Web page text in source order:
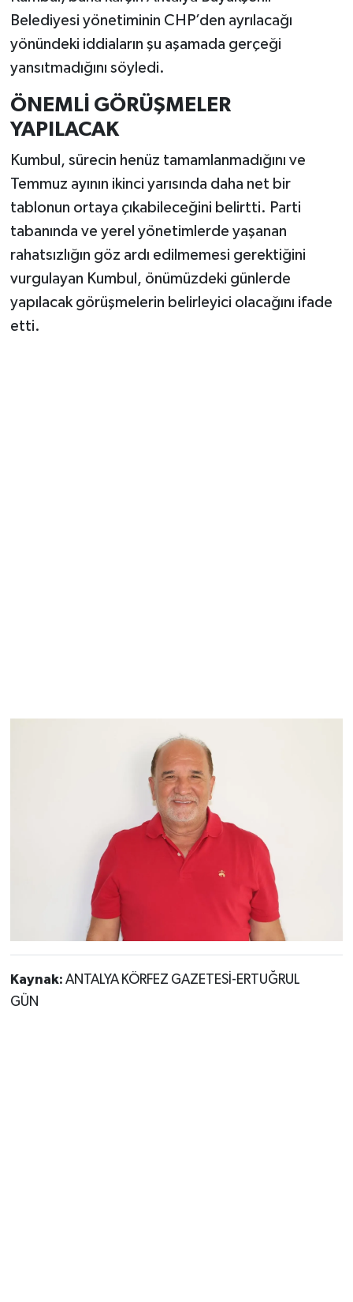
Belediyesi yönetiminin CHP’den ayrılacağı
yönündeki iddiaların şu aşamada gerçeği
yansıtmadığını söyledi.
ÖNEMLİ GÖRÜŞMELER
YAPILACAK
Kumbul, sürecin henüz tamamlanmadığını ve
Temmuz ayının ikinci yarısında daha net bir
tablonun ortaya çıkabileceğini belirtti. Parti
tabanında ve yerel yönetimlerde yaşanan
rahatsızlığın göz ardı edilmemesi gerektiğini
vurgulayan Kumbul, önümüzdeki günlerde
yapılacak görüşmelerin belirleyici olacağını ifade
etti.
Kaynak: ANTALYA KÖRFEZ GAZETESİ-ERTUĞRUL
GÜN